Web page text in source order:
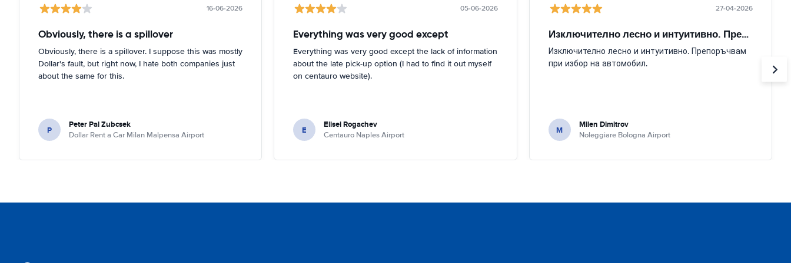
16-06-2026
Obviously, there is a spillover
Obviously, there is a spillover. I suppose this was mostly
Dollar's fault, but right now, I hate both companies just
about the same for this.
P Peter Pal Zubcsek
Dollar Rent a Car Milan Malpensa Airport
05-06-2026
Everything was very good except
Everything was very good except the lack of information
about the late pick-up option (I had to find it out myself
on centauro website).
E Elisei Rogachev
Centauro Naples Airport
27-04-2026
Изключително лесно и интуитивно. Препоръчвам
Изключително лесно и интуитивно. Препоръчвам
при избор на автомобил.
M Milen Dimitrov
Noleggiare Bologna Airport